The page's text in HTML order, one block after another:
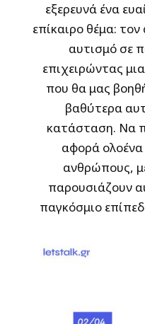
εξερευνά ένα
επίκαιρο θέμα:
αυτισμό σε
επιχειρώντας
που θα μας
βαθύτερα
κατάσταση. Να
αφορά ολοένα
ανθρώπους,
παρουσιάζουν
παγκόσμιο